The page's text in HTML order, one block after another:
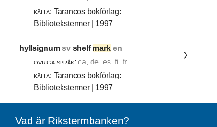
källa: Tarancos bokförlag:
Bibliotekstermer | 1997
hyllsignumsvshelf mark en
övriga språk: ca, de, es, fi, fr
källa: Tarancos bokförlag:
Bibliotekstermer | 1997
Vad är Rikstermbanken?